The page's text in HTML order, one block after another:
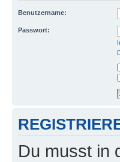
Benutzername:
Passwort:
Du musst in